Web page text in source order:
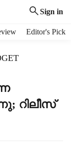
Sign in
Editor's Pick
റിലീസ്